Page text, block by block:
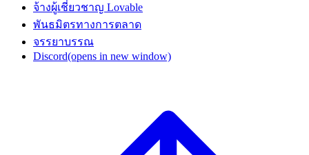
จ้างผู้เชี่ยวชาญ Lovable
พันธมิตรทางการตลาด
จรรยาบรรณ
Discord(opens in new window)